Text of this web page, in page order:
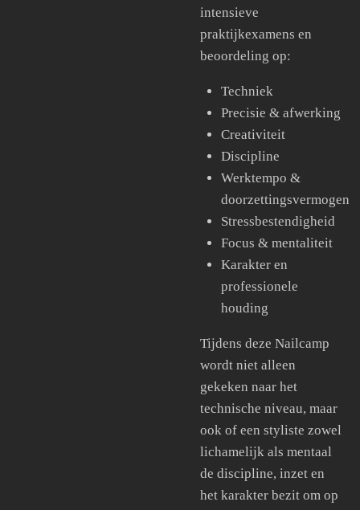
intensieve
praktijkexamens en
beoordeling op:
Techniek
Precisie & afwerking
Creativiteit
Discipline
Werktempo &
doorzettingsvermogen
Stressbestendigheid
Focus & mentaliteit
Karakter en
professionele
houding
Tijdens deze Nailcamp
wordt niet alleen
gekeken naar het
technische niveau, maar
ook of een styliste zowel
lichamelijk als mentaal
de discipline, inzet en
het karakter bezit om op